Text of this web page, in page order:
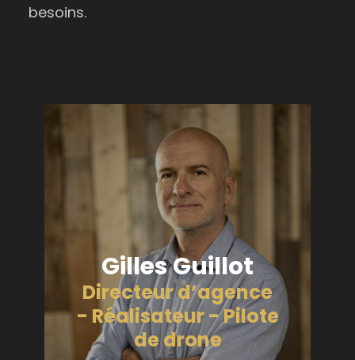
besoins.
Gilles Guillot
Directeur d’agence
- Réalisateur - Pilote
de drone